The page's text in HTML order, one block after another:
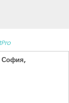
София,